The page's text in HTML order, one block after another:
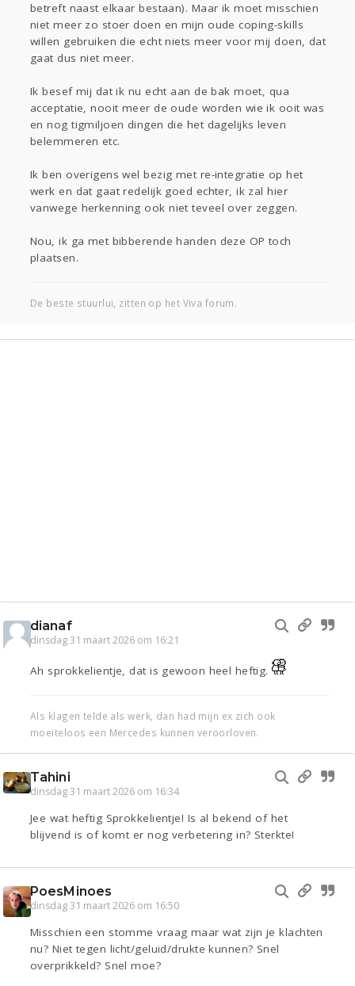
betreft naast elkaar bestaan). Maar ik moet misschien
niet meer zo stoer doen en mijn oude coping-skills
willen gebruiken die echt niets meer voor mij doen, dat
gaat dus niet meer.
Ik besef mij dat ik nu echt aan de bak moet, qua
acceptatie, nooit meer de oude worden wie ik ooit was
en nog tigmiljoen dingen die het dagelijks leven
belemmeren etc.
Ik ben overigens wel bezig met re-integratie op het
werk en dat gaat redelijk goed echter, ik zal hier
vanwege herkenning ook niet teveel over zeggen.
Nou, ik ga met bibberende handen deze OP toch
plaatsen.
De beste stuurlui, zitten op het Viva forum.
dianaf
dinsdag 31 maart 2026 om 16:21
Ah sprokkelientje, dat is gewoon heel heftig.
Als klagen telde als werk, dan had mijn ex zich ook
moeiteloos een Mercedes kunnen veroorloven.
Tahini
dinsdag 31 maart 2026 om 16:34
Jee wat heftig Sprokkelientje! Is al bekend of het
blijvend is of komt er nog verbetering in? Sterkte!
PoesMinoes
dinsdag 31 maart 2026 om 16:50
Misschien een stomme vraag maar wat zijn je klachten
nu? Niet tegen licht/geluid/drukte kunnen? Snel
overprikkeld? Snel moe?